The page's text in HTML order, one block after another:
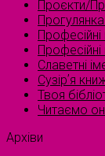
Проєкти/
Славетні
Сузірʼя
Твоя
Читаємо
Архіви